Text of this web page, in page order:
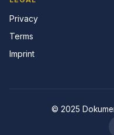
Privacy
Terms
Imprint
© 2025